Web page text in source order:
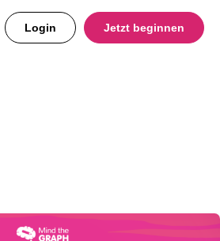
Login Jetzt beginnen